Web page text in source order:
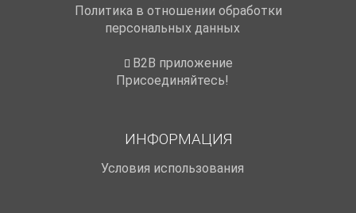
Политика в отношении обработки
персональных данных
B2B приложение
Присоединяйтесь!
ИНФОРМАЦИЯ
Условия использования